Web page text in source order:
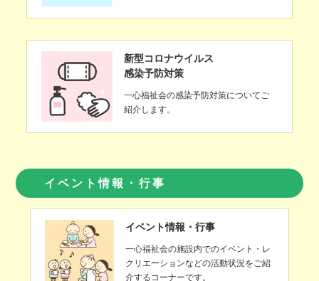
新型コロナウイルス
感染予防対策
一心福祉会の感染予防対策についてご
紹介します。
イベント情報・行事
イベント情報・行事
一心福祉会の施設内でのイベント・レ
クリエーションなどの活動状況をご紹
介するコーナーです。